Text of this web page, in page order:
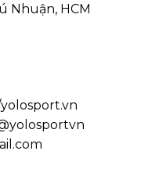
Nhuận, HCM